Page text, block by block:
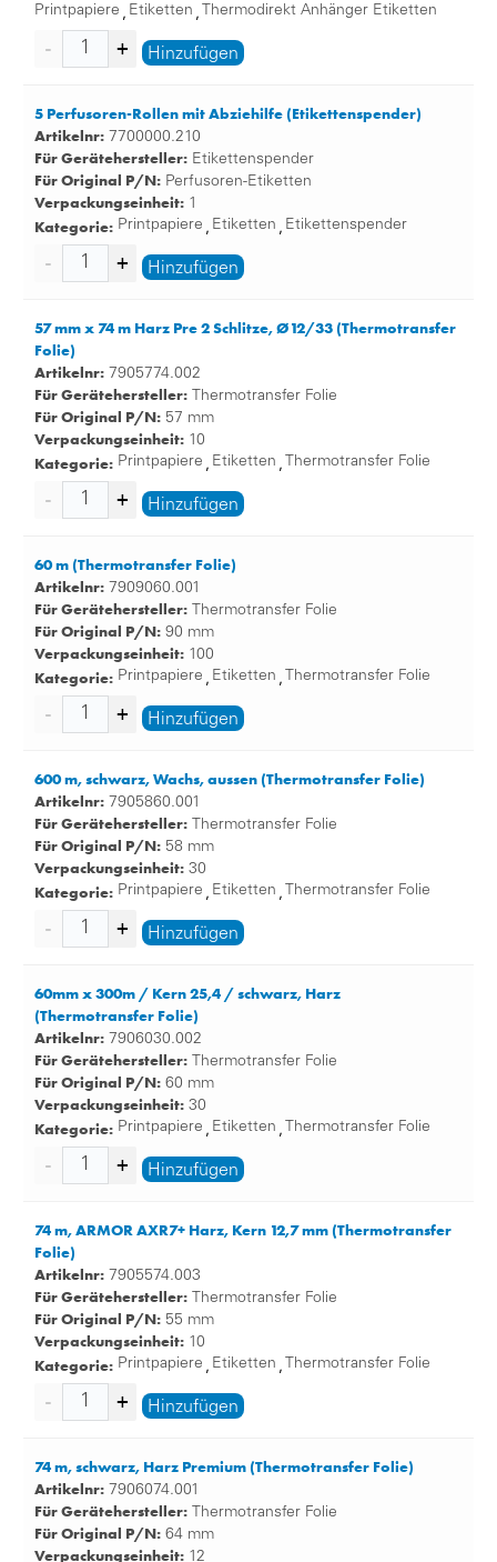
Printpapiere , Etiketten , Thermodirekt Anhänger Etiketten
Hinzufügen
5 Perfusoren-Rollen mit Abziehilfe (Etikettenspender)
Artikelnr: 7700000.210
Für Gerätehersteller: Etikettenspender
Für Original P/N: Perfusoren-Etiketten
Verpackungseinheit: 1
Kategorie: Printpapiere , Etiketten , Etikettenspender
Hinzufügen
57 mm x 74 m Harz Pre 2 Schlitze, Ø12/33 (Thermotransfer
Folie)
Artikelnr: 7905774.002
Für Gerätehersteller: Thermotransfer Folie
Für Original P/N: 57 mm
Verpackungseinheit: 10
Kategorie: Printpapiere , Etiketten , Thermotransfer Folie
Hinzufügen
60 m (Thermotransfer Folie)
Artikelnr: 7909060.001
Für Gerätehersteller: Thermotransfer Folie
Für Original P/N: 90 mm
Verpackungseinheit: 100
Kategorie: Printpapiere , Etiketten , Thermotransfer Folie
Hinzufügen
600 m, schwarz, Wachs, aussen (Thermotransfer Folie)
Artikelnr: 7905860.001
Für Gerätehersteller: Thermotransfer Folie
Für Original P/N: 58 mm
Verpackungseinheit: 30
Kategorie: Printpapiere , Etiketten , Thermotransfer Folie
Hinzufügen
60mm x 300m / Kern 25,4 / schwarz, Harz
(Thermotransfer Folie)
Artikelnr: 7906030.002
Für Gerätehersteller: Thermotransfer Folie
Für Original P/N: 60 mm
Verpackungseinheit: 30
Kategorie: Printpapiere , Etiketten , Thermotransfer Folie
Hinzufügen
74 m, ARMOR AXR7+ Harz, Kern 12,7 mm (Thermotransfer
Folie)
Artikelnr: 7905574.003
Für Gerätehersteller: Thermotransfer Folie
Für Original P/N: 55 mm
Verpackungseinheit: 10
Kategorie: Printpapiere , Etiketten , Thermotransfer Folie
Hinzufügen
74 m, schwarz, Harz Premium (Thermotransfer Folie)
Artikelnr: 7906074.001
Für Gerätehersteller: Thermotransfer Folie
Für Original P/N: 64 mm
Verpackungseinheit: 12